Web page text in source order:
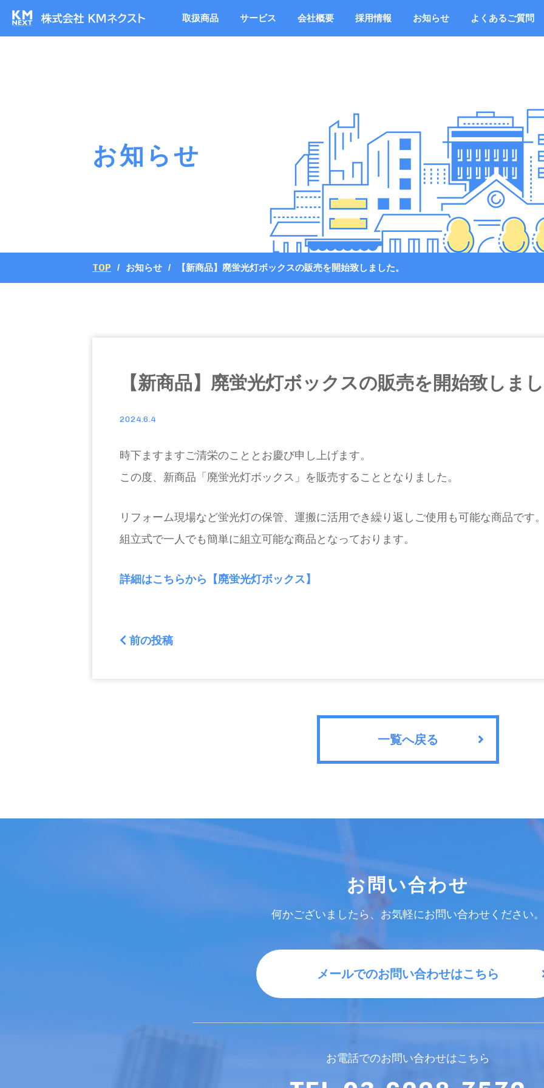
取扱商品 サービス 会社概要 採用情報 お知らせ よくあるご質問
お知らせ
TOP お知らせ 【新商品】廃蛍光灯ボックスの販売を開始致しました。
【新商品】廃蛍光灯ボックスの販売を開始致しま
2024.6.4
時下ますますご清栄のこととお慶び申し上げます。
この度、新商品「廃蛍光灯ボックス」を販売することとなりました。
リフォーム現場など蛍光灯の保管、運搬に活用でき繰り返しご使用も可能な商品です
組立式で一人でも簡単に組立可能な商品となっております。
詳細はこちらから【廃蛍光灯ボックス】
前の投稿
一覧へ戻る
お問い合わせ
何かございましたら、お気軽にお問い合わせください。
メールでのお問い合わせはこちら
お電話でのお問い合わせはこちら